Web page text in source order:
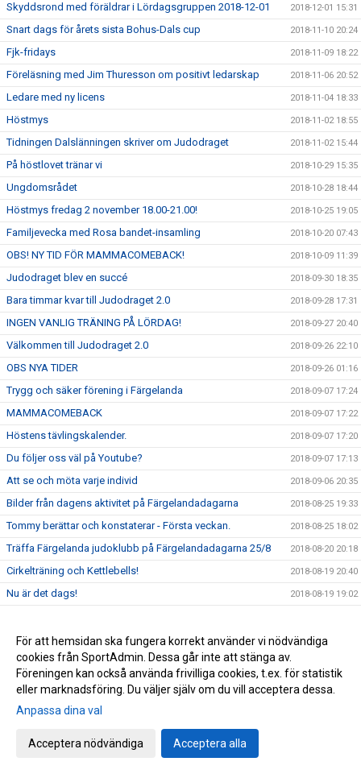
Skyddsrond med föräldrar i Lördagsgruppen 2018-12-01 2018-12-01 15:31
Snart dags för årets sista Bohus-Dals cup 2018-11-10 20:24
Fjk-fridays 2018-11-09 18:22
Föreläsning med Jim Thuresson om positivt ledarskap 2018-11-06 20:52
Ledare med ny licens 2018-11-04 18:33
Höstmys 2018-11-02 18:55
Tidningen Dalslänningen skriver om Judodraget 2018-11-02 15:44
På höstlovet tränar vi 2018-10-29 15:35
Ungdomsrådet 2018-10-28 18:44
Höstmys fredag 2 november 18.00-21.00! 2018-10-25 19:05
Familjevecka med Rosa bandet-insamling 2018-10-20 07:43
OBS! NY TID FÖR MAMMACOMEBACK! 2018-10-09 11:39
Judodraget blev en succé 2018-09-30 18:35
Bara timmar kvar till Judodraget 2.0 2018-09-28 17:31
INGEN VANLIG TRÄNING PÅ LÖRDAG! 2018-09-27 20:40
Välkommen till Judodraget 2.0 2018-09-26 22:10
OBS NYA TIDER 2018-09-26 01:16
Trygg och säker förening i Färgelanda 2018-09-07 17:24
MAMMACOMEBACK 2018-09-07 17:22
Höstens tävlingskalender. 2018-09-07 17:20
Du följer oss väl på Youtube? 2018-09-07 17:13
Att se och möta varje individ 2018-09-06 20:35
Bilder från dagens aktivitet på Färgelandadagarna 2018-08-25 19:33
Tommy berättar och konstaterar - Första veckan. 2018-08-25 18:02
Träffa Färgelanda judoklubb på Färgelandadagarna 25/8 2018-08-20 20:18
Cirkelträning och Kettlebells! 2018-08-19 20:40
Nu är det dags! 2018-08-19 19:02
Klubbens ordförande hälsar välkommen till en ny termin 2018-08-13 21:49
Alldeles strax börjar träningssäsongen på Färgelanda
judoklubb
2018-08-05 20:02
Pernilla Lönngren är klubbens verksamhetsutvecklare 2018-08-05
Knappt 3 veckor tills att träningsverksamheten drar igång
Rose-Marie har gift sig!
För att hemsidan ska fungera korrekt använder vi nödvändiga
cookies från SportAdmin. Dessa går inte att stänga av.
Föreningen kan också använda frivilliga cookies, t.ex. för statistik
eller marknadsföring. Du väljer själv om du vill acceptera dessa.
Anpassa dina val
Acceptera nödvändiga Acceptera alla